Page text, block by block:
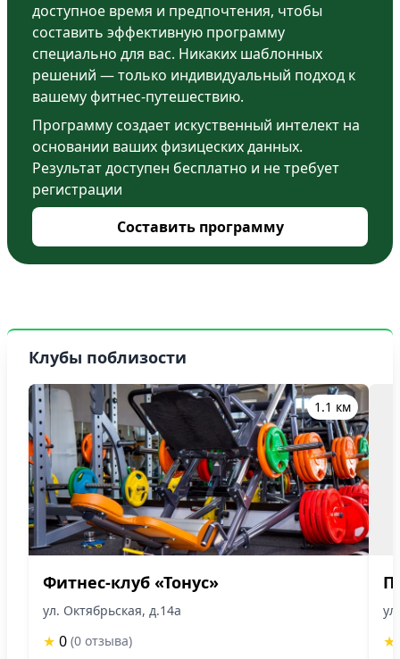
доступное время и предпочтения, чтобы
составить эффективную программу
специально для вас. Никаких шаблонных
решений — только индивидуальный подход к
вашему фитнес-путешествию.
Программу создает искуственный интелект на
основании ваших физицеских данных.
Результат доступен бесплатно и не требует
регистрации
Составить программу
Клубы поблизости
1.1 км
Фитнес-клуб «Тонус»
ул. Октябрьская, д.14а
★ 0 (0 отзыва) ★